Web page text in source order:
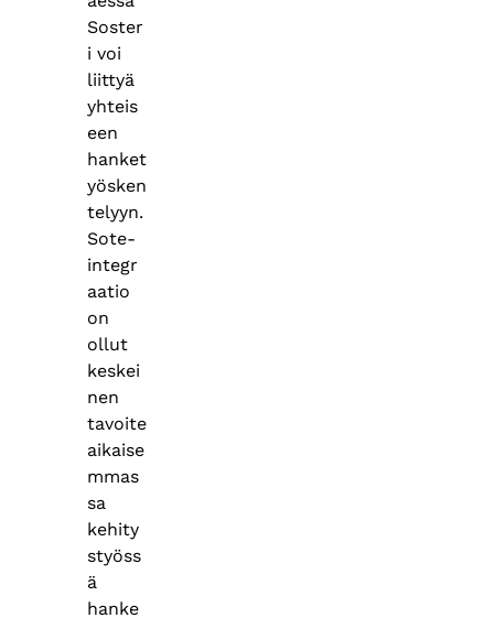
Soster
i voi
liittyä
yhteis
een
hanket
yösken
telyyn.
Sote-
integr
aatio
on
ollut
keskei
nen
tavoite
aikaise
mmas
sa
kehity
styöss
ä
hanke